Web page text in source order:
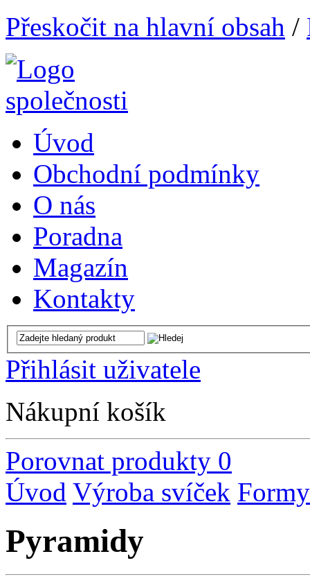
Přeskočit na hlavní obsah /
Úvod
Obchodní podmínky
O nás
Poradna
Magazín
Kontakty
Přihlásit uživatele
Nákupní košík
Porovnat produkty 0
Úvod Výroba svíček
Pyramidy